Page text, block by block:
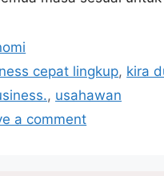
cepat lingkup, kira
, usahawan
a comment